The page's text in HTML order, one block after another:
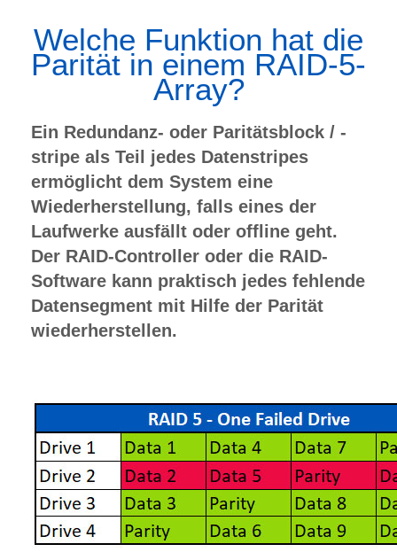
Welche Funktion hat die
Parität in einem RAID-5-
Array?
Ein Redundanz- oder Paritätsblock / -
stripe als Teil jedes Datenstripes
ermöglicht dem System eine
Wiederherstellung, falls eines der
Laufwerke ausfällt oder offline geht.
Der RAID-Controller oder die RAID-
Software kann praktisch jedes fehlende
Datensegment mit Hilfe der Parität
wiederherstellen.